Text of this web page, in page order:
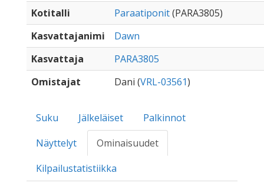
Kotitalli
Paraatiponit(PARA3805)
Kasvattajanimi
Dawn
Kasvattaja
PARA3805
Omistajat
Dani (VRL-03561)
Suku Jälkeläiset
Palkinnot
Näyttelyt
Ominaisuudet
Kilpailustatistiikka